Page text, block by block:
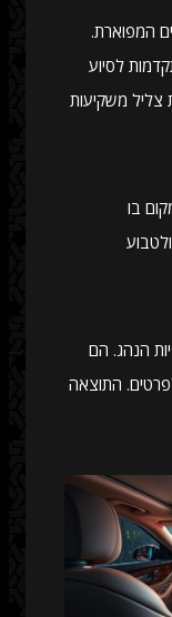
המפוארת.
לסיוע
צליל משקיעות
בו
הנהג. הם
התוצאה